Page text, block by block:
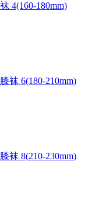
4(160-180mm)
袜 6(180-210mm)
袜 8(210-230mm)